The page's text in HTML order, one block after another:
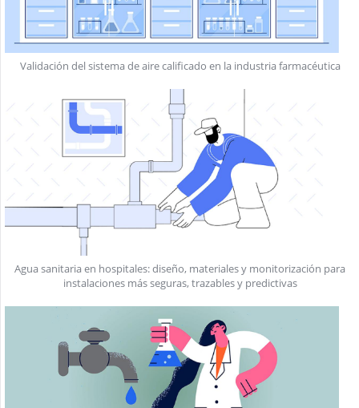
Validación del sistema de aire calificado en la industria farmacéutica
Agua sanitaria en hospitales: diseño, materiales y monitorización para
instalaciones más seguras, trazables y predictivas